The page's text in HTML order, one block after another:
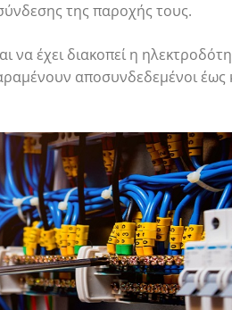
της παροχής τους.
να έχει διακοπεί η
αποσυνδεδεμένοι